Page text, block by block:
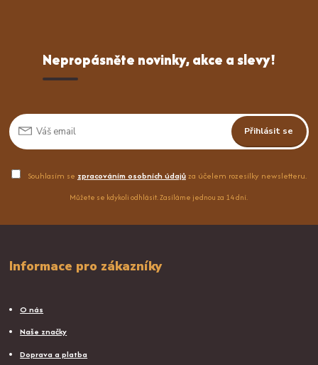
Nepropásněte novinky, akce a slevy!
Přihlásit se
Souhlasím se zpracováním osobních údajůza účelem rozesílky newsletteru.
Můžete se kdykoli odhlásit. Zasíláme jednou za 14 dní.
Informace pro zákazníky
O nás
Naše značky
Doprava a platba